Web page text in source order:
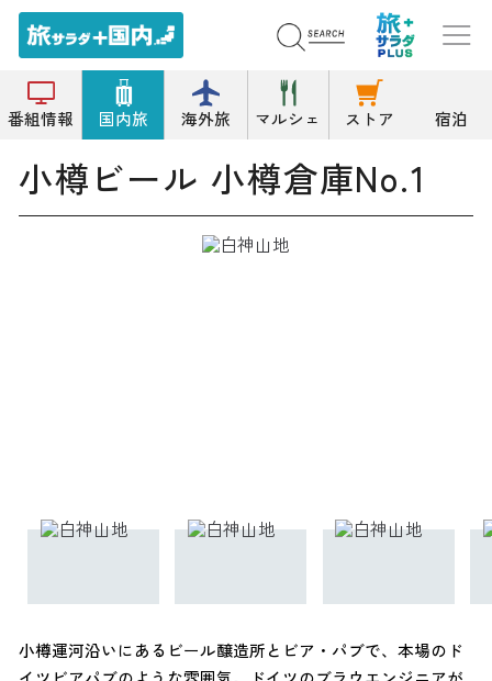
番組情報 国内旅 海外旅 マルシェ ストア 宿泊
トップ その他居酒屋 小樽ビール 小樽倉庫No.1
小樽ビール 小樽倉庫No.1
小樽運河沿いにあるビール醸造所とビア・パブで、本場のド